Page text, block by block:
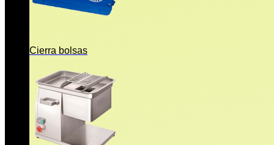
Cierra bolsas